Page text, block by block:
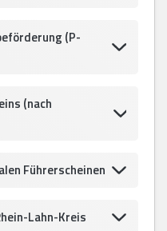
(P-
(nach
Führerscheinen
Lahn-Kreis